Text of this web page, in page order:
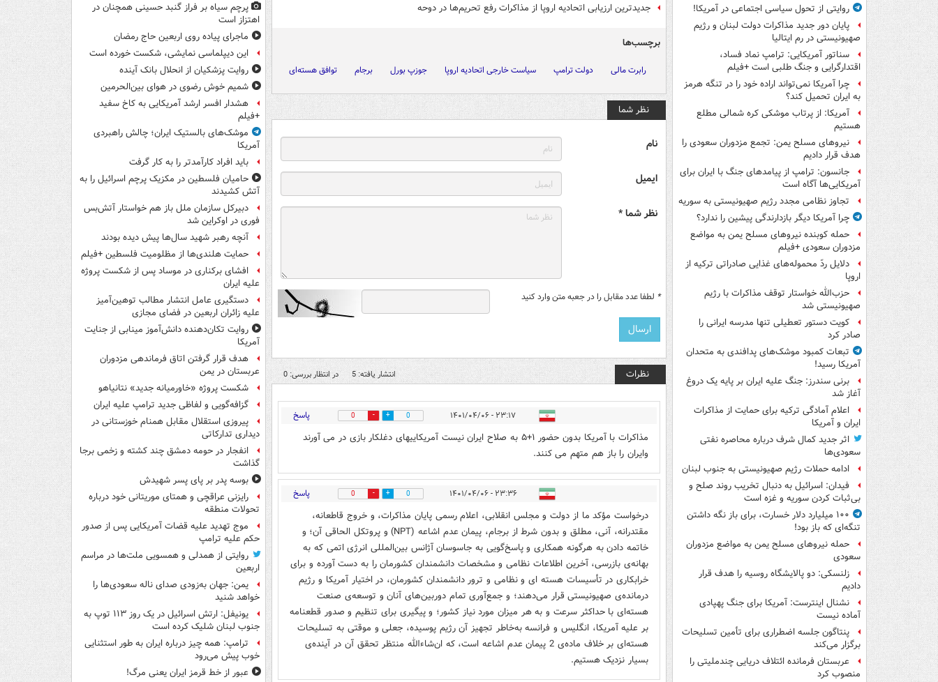
روایتی از تحول سیاسی اجتماعی در آمریکا!
پایان دور جدید مذاکرات دولت لبنان و رژیم
صهیونیستی در رم ایتالیا
سناتور آمریکایی: ترامپ نماد فساد،
اقتدارگرایی و جنگ طلبی است +فیلم
چرا آمریکا نمی‌تواند اراده خود را در تنگه هرمز
به ایران تحمیل کند؟
آمریکا: از پرتاب موشکی کره شمالی مطلع
هستیم
نیروهای مسلح یمن: تجمع مزدوران سعودی را
هدف قرار دادیم
جانسون: ترامپ از پیامدهای جنگ با ایران برای
آمریکایی‌ها آگاه است
تجاوز نظامی مجدد رژیم صهیونیستی به سوریه
چرا آمریکا دیگر بازدارندگی پیشین را ندارد؟
حمله کوبنده نیروهای مسلح یمن به مواضع
مزدوران سعودی +فیلم
دلایل ردّ محموله‌های غذایی صادراتی ترکیه از
اروپا
حزب‌الله خواستار توقف مذاکرات با رژیم
صهیونیستی شد
کویت دستور تعطیلی تنها مدرسه ایرانی را
صادر کرد
تبعات کمبود موشک‌های پدافندی به متحدان
آمریکا رسید!
برنی سندرز: جنگ علیه ایران بر پایه یک دروغ
آغاز شد
اعلام آمادگی ترکیه برای حمایت از مذاکرات
ایران و آمریکا
اثر جدید کمال شرف درباره محاصره نفتی
سعودی‌ها
ادامه حملات رژیم صهیونیستی به جنوب لبنان
فیدان: اسرائیل به دنبال تخریب روند صلح و
بی‌ثبات کردن سوریه و غزه است
۱۰۰ میلیارد دلار خسارت، برای باز نگه داشتن
تنگه‌ای که باز بود!
حمله نیروهای مسلح یمن به مواضع مزدوران
سعودی
زلنسکی: دو پالایشگاه روسیه را هدف قرار
دادیم
نشنال اینترست: آمریکا برای جنگ پهپادی
آماده نیست
پنتاگون جلسه اضطراری برای تأمین تسلیحات
برگزار می‌کند
عربستان فرمانده ائتلاف دریایی چندملیتی را
منصوب کرد
جدیدترین ارزیابی اتحادیه اروپا از مذاکرات رفع تحریم‌ها در دوحه
برچسب‌ها
رابرت مالی دولت ترامپ سیاست خارجی اتحادیه اروپا جوزپ بورل برجام توافق هسته‌ای
نظر شما
نام
ایمیل
نظر شما *
* لطفا عدد مقابل را در جعبه متن وارد کنید
نظرات انتشار یافته: 5 در انتظار بررسی: 0
۲۳:۱۷ - ۱۴۰۱/۰۴/۰۶ 0
0 پاسخ
مذاکرات با آمریکا بدون حضور ۱+۵ به صلاح ایران نیست آمریکاییهای دغلکار بازی در می آورند
وایران را باز هم متهم می کنند.
۲۳:۳۶ - ۱۴۰۱/۰۴/۰۶ 0
0 پاسخ
درخواست مؤکد ما از دولت و مجلس انقلابی، اعلام رسمی پایان مذاکرات، و خروج قاطعانه،
مقتدرانه، آنی، مطلق و بدون شرط از برجام، پیمان عدم اشاعه (NPT) و پروتکل الحاقی آن؛ و
خاتمه دادن به هرگونه همکاری و پاسخ‌گویی به جاسوسان آژانس بین‌المللی انرژی اتمی که به
بهانه‌ی بازرسی، آخرین اطلاعات نظامی و مشخصات دانشمندان کشورمان را به دست آورده و برای
خرابکاری در تأسیسات هسته ای و نظامی و ترور دانشمندان کشورمان، در اختیار آمریکا و رژیم
درمانده‌ی صهیونیستی قرار می‌دهند؛ و جمع‌آوری تمام دوربین‌های آنان و توسعه‌ی صنعت
هسته‌ای با حداکثر سرعت و به هر میزان مورد نیاز کشور؛ و پیگیری برای تنظیم و صدور قطعنامه
بر علیه آمریکا، انگلیس و فرانسه به‌خاطر تجهیز آن رژیم پوسیده، جعلی و موقتی به تسلیحات
هسته‌ای بر خلاف ماده‌ی 2 پیمان عدم اشاعه است، که ان‌شاءالله منتظر تحقق آن در آینده‌ی
بسیار نزدیک هستیم.
پرچم سیاه بر فراز گنبد حسینی همچنان در
اهتزاز است
ماجرای پیاده روی اربعین حاج رمضان
این دیپلماسی نمایشی، شکست خورده است
روایت پزشکیان از انحلال بانک آینده
شمیم خوش رضوی در هوای بین‌الحرمین
هشدار افسر ارشد آمریکایی به کاخ سفید
+فیلم
موشک‌های بالستیک ایران؛ چالش راهبردی
آمریکا
باید افراد کارآمدتر را به کار گرفت
حامیان فلسطین در مکزیک پرچم اسرائیل را به
آتش کشیدند
دبیرکل سازمان ملل باز هم خواستار آتش‌بس
فوری در اوکراین شد
آنچه رهبر شهید سال‌ها پیش دیده بودند
حمایت هلندی‌ها از مظلومیت فلسطین +فیلم
افشای برکناری در موساد پس از شکست پروژه
علیه ایران
دستگیری عامل انتشار مطالب توهین‌آمیز
علیه زائران اربعین در فضای مجازی
روایت تکان‌دهنده دانش‌آموز مینابی از جنایت
آمریکا
هدف قرار گرفتن اتاق‌ فرماندهی مزدوران
عربستان در یمن
شکست پروژه «خاورمیانه جدید» نتانیاهو
گزافه‌گویی و لفاظی جدید ترامپ علیه ایران
پیروزی استقلال مقابل همنام خوزستانی در
دیداری تدارکاتی
انفجار در حومه دمشق چند کشته و زخمی برجا
گذاشت
بوسه‌ پدر بر پای پسر شهیدش
رایزنی عراقچی و همتای موریتانی خود درباره
تحولات منطقه
موج تهدید علیه قضات آمریکایی پس از صدور
حکم علیه ترامپ
روایتی از همدلی و همسویی ملت‌ها در مراسم
اربعین
یمن: جهان به‌زودی صدای ناله سعودی‌ها را
خواهد شنید
یونیفل: ارتش اسرائیل در یک روز ۱۱۳ توپ به
جنوب لبنان شلیک کرده است
ترامپ: همه چیز درباره ایران به طور استثنایی
خوب پیش می‌رود
عبور از خط قرمز ایران یعنی مرگ!